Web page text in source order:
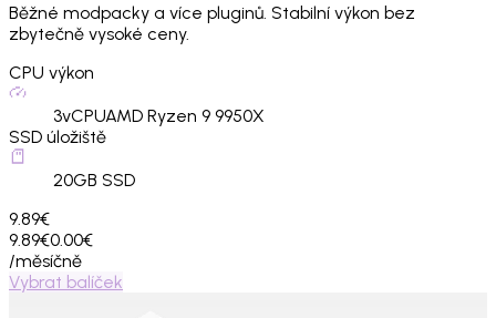
Běžné modpacky a více pluginů. Stabilní výkon bez
zbytečně vysoké ceny.
CPU výkon
3vCPUAMD Ryzen 9 9950X
SSD úložiště
20GB SSD
9.89€
9.89€0.00€
/měsíčně
Vybrat balíček